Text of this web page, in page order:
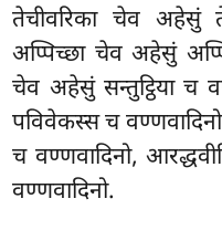
तेचीवरिका चेव अहेसुं
अप्पिच्छा चेव अहेसुं
चेव अहेसुं सन्तुट्ठिया च
पविवेकस्स च
च वण्णवादिनो,
वण्णवादिनो.